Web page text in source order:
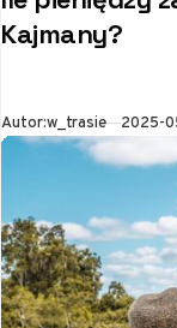
Kajmany?
Autor:w_trasie 2025-